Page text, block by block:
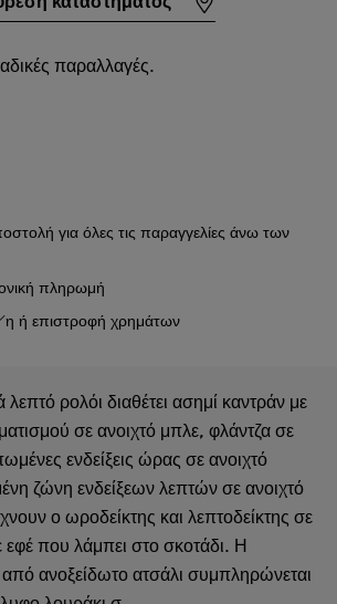
παραλλαγές.
για όλες τις παραγγελίες άνω των
πληρωμή
η ή επιστροφή χρημάτων
λεπτό ρολόι διαθέτει ασημί καντράν με
σε ανοιχτό μπλε, φλάντζα σε
ενδείξεις ώρας σε ανοιχτό
ζώνη ενδείξεων λεπτών σε ανοιχτό
ο ωροδείκτης και λεπτοδείκτης σε
εφέ που λάμπει στο σκοτάδι. Η
ανοξείδωτο ατσάλι συμπληρώνεται